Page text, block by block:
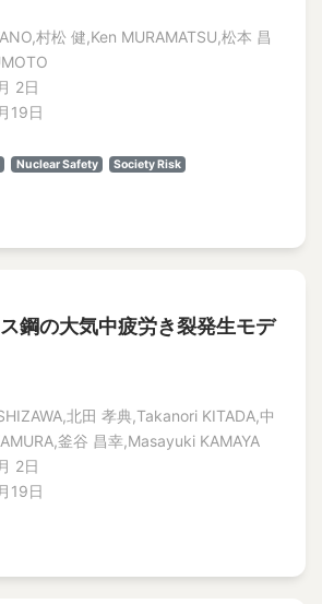
piping
Plant Parameters
Worth
村松 健,Ken MURAMATSU,松本 昌
2日
19日
Nuclear Safety Society Risk
鋼の大気中疲労き裂発生モデ
北田 孝典,Takanori KITADA,中
釜谷 昌幸,Masayuki KAMAYA
2日
19日